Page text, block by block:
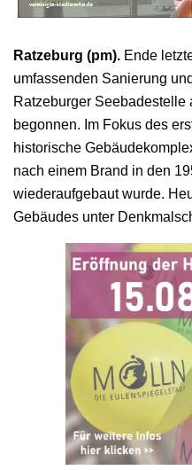
Ratzeburg (pm). Ende
umfassenden Sanierung
Ratzeburger
begonnen. Im Fokus des
historische
nach einem Brand in den
wiederaufgebaut wurde.
Gebäudes unter